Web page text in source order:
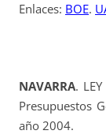
Enlaces: BOE.
NAVARRA.
Presupuestos
año 2004.